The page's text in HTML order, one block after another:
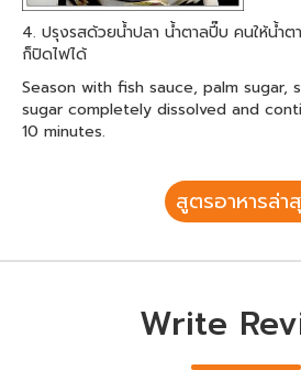
4. ปรุงรสด้วยน้ำปลา น้ำตาลปี๊บ คนให้น้ำ
ก็ปิดไฟได้
Season with fish sauce, palm sugar,
sugar completely dissolved and
10 minutes.
สูตรอาหารล่า
Write